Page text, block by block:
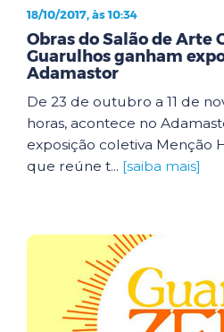
18/10/2017, às 10:34
Obras do Salão de Arte
Guarulhos ganham
Adamastor
De 23 de outubro a 11 de
horas, acontece no
exposição coletiva Menção
que reúne t... [saiba mais]